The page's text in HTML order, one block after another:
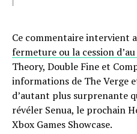
Ce commentaire intervient
fermeture ou la cession
Theory, Double Fine et
informations de The Verge
d’autant plus surprenante
révéler Senua, le prochain
Xbox Games Showcase.